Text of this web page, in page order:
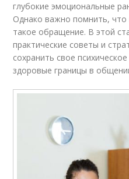
глубокие эмоциональные
Однако важно помнить,
такое обращение. В этой
практические советы и
сохранить свое
здоровые границы в